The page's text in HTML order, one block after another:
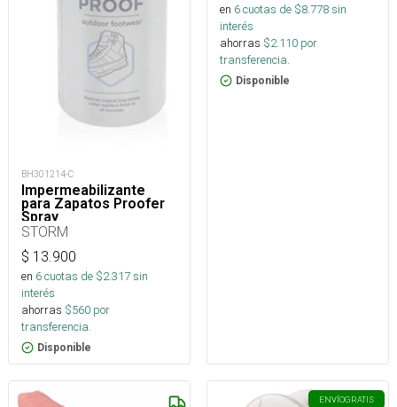
BH301214-C
Impermeabilizante
para Zapatos Proofer
Spray
STORM
$ 13.900
en 6cuotas de $2.317sin
interés
ahorras $560 por
transferencia.
Disponible
en 6cuotas de $8.778sin
interés
ahorras $2.110 por
transferencia.
Disponible
ENVÍOGRATIS